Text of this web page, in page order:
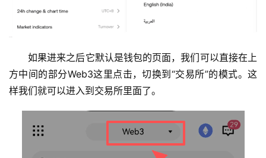
析
常
见
问
如果进来之后它默认是钱包的页面，我们可以直接在上
方中间的部分Web3这里点击，切换到“交易所”的模式。这
样我们就可以进入到交易所里面了。